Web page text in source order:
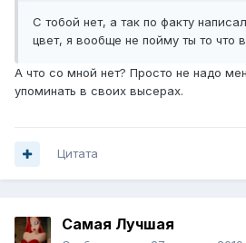
С тобой нет, а так по факту
цвет, я вообще не пойму ты то что
А что со мной нет? Просто не надо
упоминать в своих высерах.
Цитата
Самая Лучшая